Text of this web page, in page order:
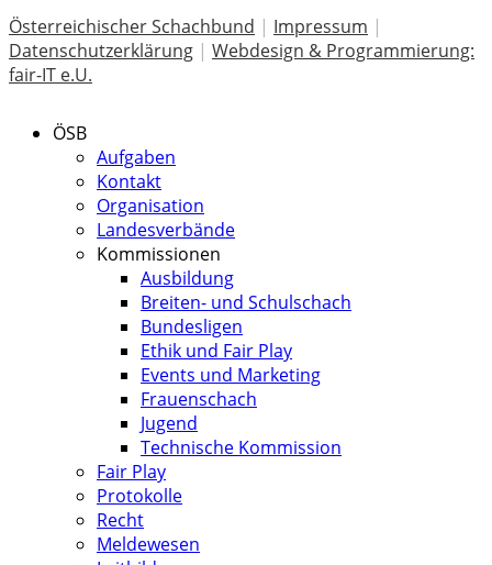
Österreichischer Schachbund | Impressum |
Datenschutzerklärung | Webdesign & Programmierung:
fair-IT e.U.
ÖSB
Aufgaben
Kontakt
Organisation
Landesverbände
Kommissionen
Ausbildung
Breiten- und Schulschach
Bundesligen
Ethik und Fair Play
Events und Marketing
Frauenschach
Jugend
Technische Kommission
Fair Play
Protokolle
Recht
Meldewesen